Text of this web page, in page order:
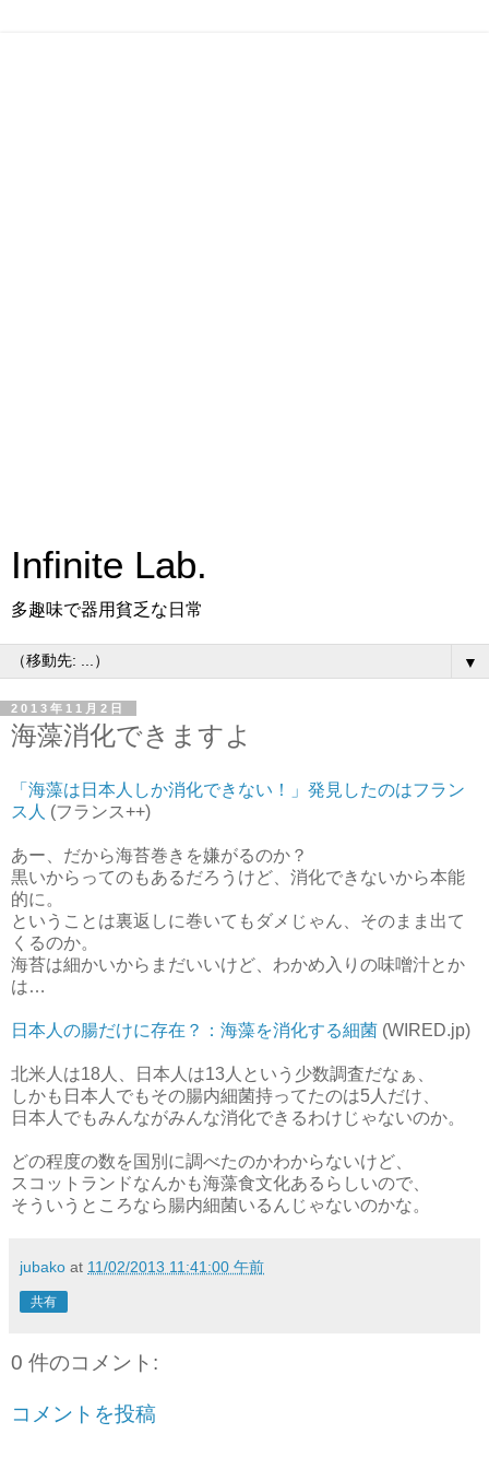
Infinite Lab.
多趣味で器用貧乏な日常
▼
2013年11月2日
海藻消化できますよ
「海藻は日本人しか消化できない！」発見したのはフラン
ス人 (フランス++)
あー、だから海苔巻きを嫌がるのか？
黒いからってのもあるだろうけど、消化できないから本能
的に。
ということは裏返しに巻いてもダメじゃん、そのまま出て
くるのか。
海苔は細かいからまだいいけど、わかめ入りの味噌汁とか
は…
日本人の腸だけに存在？：海藻を消化する細菌 (WIRED.jp)
北米人は18人、日本人は13人という少数調査だなぁ、
しかも日本人でもその腸内細菌持ってたのは5人だけ、
日本人でもみんながみんな消化できるわけじゃないのか。
どの程度の数を国別に調べたのかわからないけど、
スコットランドなんかも海藻食文化あるらしいので、
そういうところなら腸内細菌いるんじゃないのかな。
jubako at 11/02/2013 11:41:00 午前
共有
0 件のコメント:
コメントを投稿